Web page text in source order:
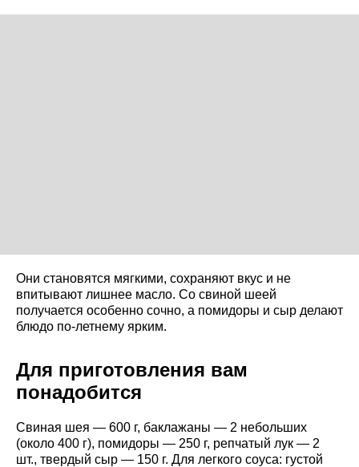
Они становятся мягкими, сохраняют вкус и не
впитывают лишнее масло. Со свиной шеей
получается особенно сочно, а помидоры и сыр делают
блюдо по-летнему ярким.
Для приготовления вам
понадобится
Свиная шея — 600 г, баклажаны — 2 небольших
(около 400 г), помидоры — 250 г, репчатый лук — 2
шт., твердый сыр — 150 г. Для легкого соуса: густой